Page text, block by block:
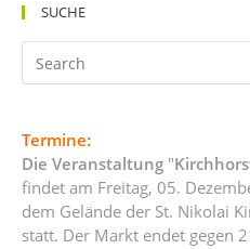
SUCHE
Termine:
Die Veranstaltung "
findet am Freitag, 05.
dem Gelände der St. Nikolai
statt. Der Markt endet gegen